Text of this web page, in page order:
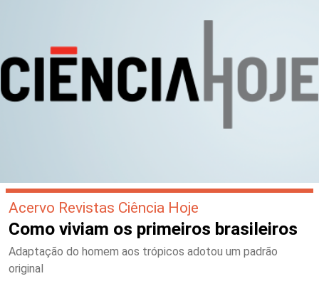
Acervo Revistas Ciência Hoje
Como viviam os primeiros brasileiros
Adaptação do homem aos trópicos adotou um padrão
original